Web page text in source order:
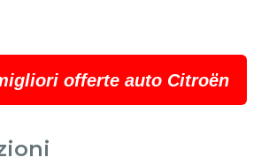
offerte auto Citroën